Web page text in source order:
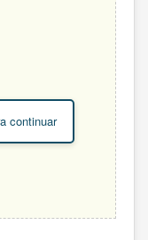
continuar